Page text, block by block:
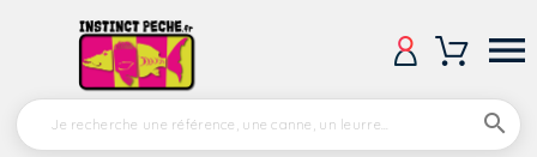

